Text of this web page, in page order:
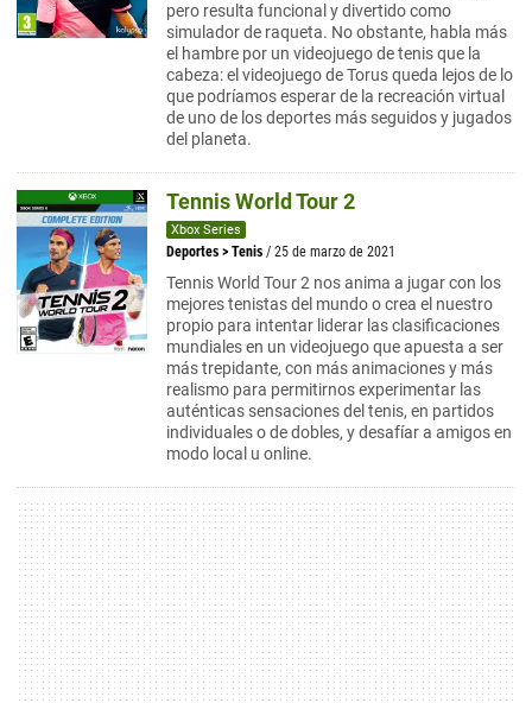
pero resulta funcional y divertido como
simulador de raqueta. No obstante, habla más
el hambre por un videojuego de tenis que la
cabeza: el videojuego de Torus queda lejos de lo
que podríamos esperar de la recreación virtual
de uno de los deportes más seguidos y jugados
del planeta.
Tennis World Tour 2
Xbox Series
Deportes > Tenis / 25 de marzo de 2021
Tennis World Tour 2 nos anima a jugar con los
mejores tenistas del mundo o crea el nuestro
propio para intentar liderar las clasificaciones
mundiales en un videojuego que apuesta a ser
más trepidante, con más animaciones y más
realismo para permitirnos experimentar las
auténticas sensaciones del tenis, en partidos
individuales o de dobles, y desafíar a amigos en
modo local u online.